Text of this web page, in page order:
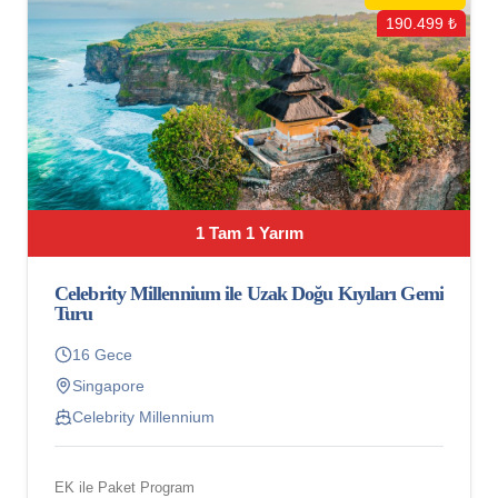
1 Tam 1 Yarım
190.499 ₺
Celebrity Millennium ile Uzak Doğu Kıyıları Gemi
Turu
16 Gece
Singapore
Celebrity Millennium
EK ile Paket Program